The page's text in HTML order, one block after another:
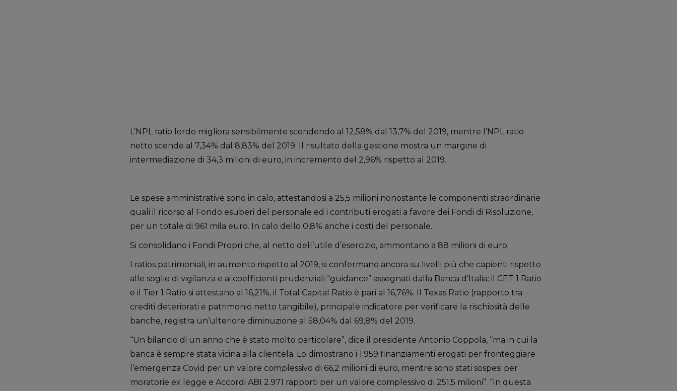
L’NPL ratio lordo migliora sensibilmente scendendo al 12,58% dal 13,7% del 2019, mentre l’NPL ratio
netto scende al 7,34% dal 8,83% del 2019. Il risultato della gestione mostra un margine di
intermediazione di 34,3 milioni di euro, in incremento del 2,96% rispetto al 2019.
Le spese amministrative sono in calo, attestandosi a 25,5 milioni nonostante le componenti straordinarie
quali il ricorso al Fondo esuberi del personale ed i contributi erogati a favore dei Fondi di Risoluzione,
per un totale di 961 mila euro. In calo dello 0,8% anche i costi del personale.
Si consolidano i Fondi Propri che, al netto dell’utile d’esercizio, ammontano a 88 milioni di euro.
I ratios patrimoniali, in aumento rispetto al 2019, si confermano ancora su livelli più che capienti rispetto
alle soglie di vigilanza e ai coefficienti prudenziali “guidance” assegnati dalla Banca d’Italia: il CET 1 Ratio
e il Tier 1 Ratio si attestano al 16,21%, il Total Capital Ratio è pari al 16,76%. Il Texas Ratio (rapporto tra
crediti deteriorati e patrimonio netto tangibile), principale indicatore per verificare la rischiosità delle
banche, registra un’ulteriore diminuzione al 58,04% dal 69,8% del 2019.
“Un bilancio di un anno che è stato molto particolare”, dice il presidente Antonio Coppola, “ma in cui la
banca è sempre stata vicina alla clientela. Lo dimostrano i 1.959 finanziamenti erogati per fronteggiare
l’emergenza Covid per un valore complessivo di 66,2 milioni di euro, mentre sono stati sospesi per
moratorie ex legge e Accordi ABI 2.971 rapporti per un valore complessivo di 251,5 milioni”. “In questa